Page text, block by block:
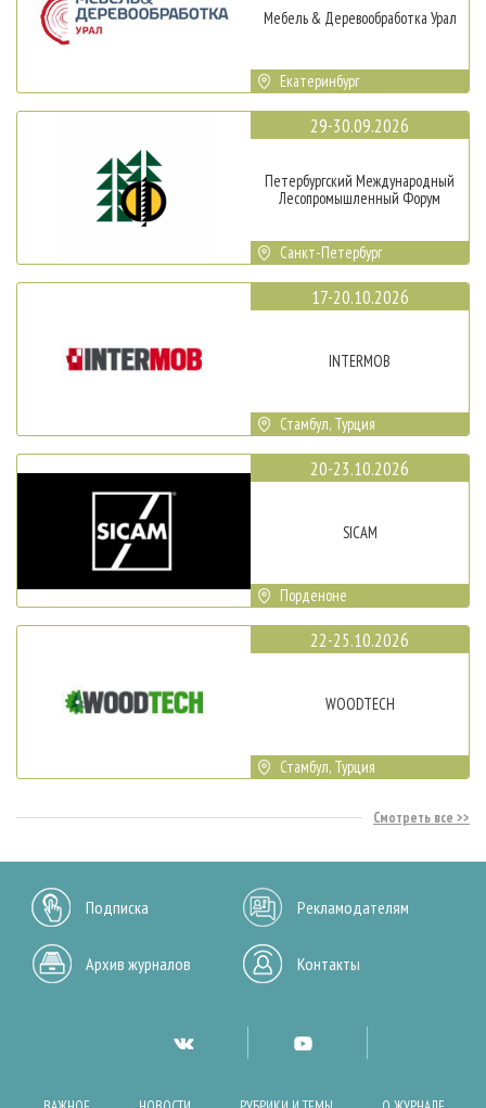
Мебель & Деревообработка Урал
Екатеринбург
29-30.09.2026
Петербургский Международный
Лесопромышленный Форум
Санкт-Петербург
17-20.10.2026
INTERMOB
Стамбул, Турция
20-23.10.2026
SICAM
Порденоне
22-25.10.2026
WOODTECH
Стамбул, Турция
Смотреть все
Подписка Рекламодателям
Архив журналов Контакты